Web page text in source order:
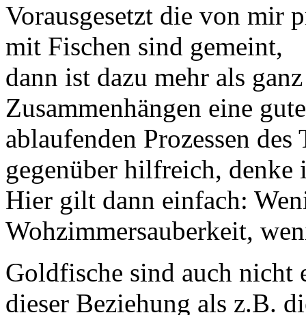
Vorausgesetzt die von mir
mit Fischen sind gemeint,
dann ist dazu mehr als
Zusammenhängen eine
ablaufenden Prozessen
gegenüber hilfreich, denke
Hier gilt dann einfach:
Wohzimmersauberkeit,
Goldfische sind auch nicht
dieser Beziehung als z.B.